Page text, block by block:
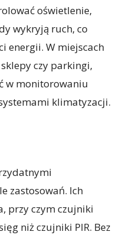
oświetlenie,
wykryją ruch, co
energii. W miejscach
czy parkingi,
w monitorowaniu
klimatyzacji.
zastosowań. Ich
przy czym czujniki
niż czujniki PIR. Bez